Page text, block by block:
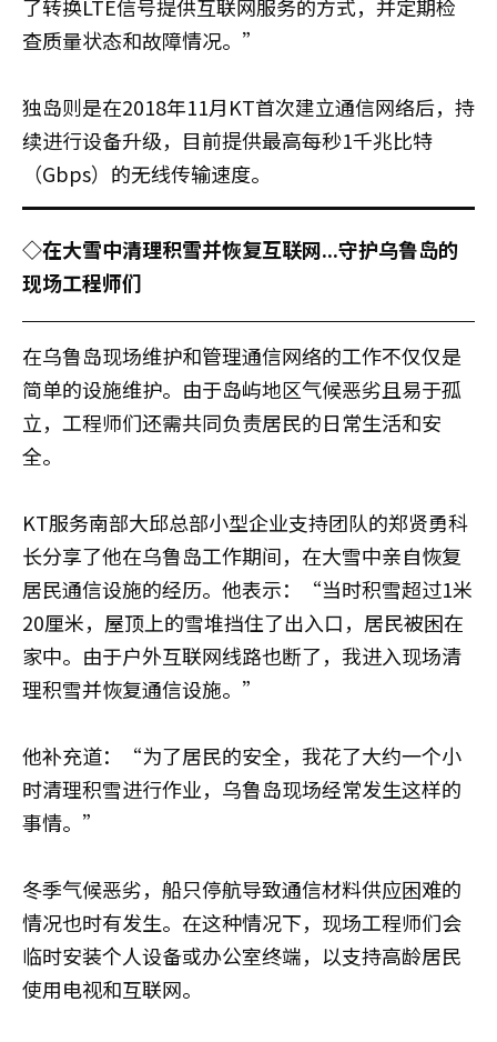
了转换LTE信号提供互联网服务的方式，并定期检
查质量状态和故障情况。”
独岛则是在2018年11月KT首次建立通信网络后，持
续进行设备升级，目前提供最高每秒1千兆比特
（Gbps）的无线传输速度。
◇在大雪中清理积雪并恢复互联网...守护乌鲁岛的
现场工程师们
在乌鲁岛现场维护和管理通信网络的工作不仅仅是
简单的设施维护。由于岛屿地区气候恶劣且易于孤
立，工程师们还需共同负责居民的日常生活和安
全。
KT服务南部大邱总部小型企业支持团队的郑贤勇科
长分享了他在乌鲁岛工作期间，在大雪中亲自恢复
居民通信设施的经历。他表示：“当时积雪超过1米
20厘米，屋顶上的雪堆挡住了出入口，居民被困在
家中。由于户外互联网线路也断了，我进入现场清
理积雪并恢复通信设施。”
他补充道：“为了居民的安全，我花了大约一个小
时清理积雪进行作业，乌鲁岛现场经常发生这样的
事情。”
冬季气候恶劣，船只停航导致通信材料供应困难的
情况也时有发生。在这种情况下，现场工程师们会
临时安装个人设备或办公室终端，以支持高龄居民
使用电视和互联网。